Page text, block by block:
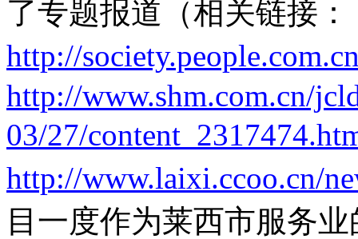
了专题报道（相关链接：
http://
http://www.shm.com.cn/
03/27/
http://www.laixi.ccoo.cn/
目一度作为莱西市服务